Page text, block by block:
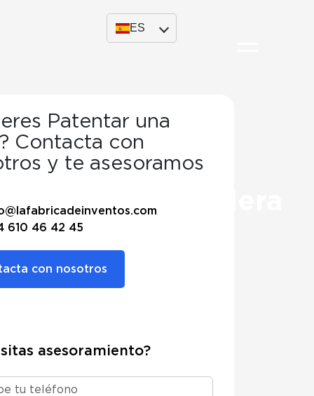
ES
de David Bardera
Patentar una
Contacta con
y te asesoramos
610 46 42 45
con nosotros
asesoramiento?